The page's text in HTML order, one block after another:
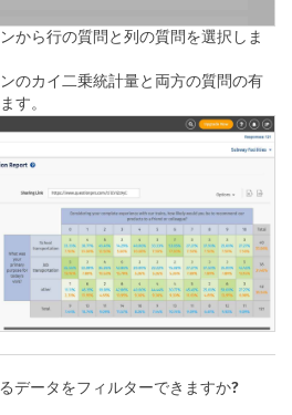
から行の質問と列の質問を選択しま
のカイ二乗統計量と両方の質問の有
す。
データをフィルターできますか?